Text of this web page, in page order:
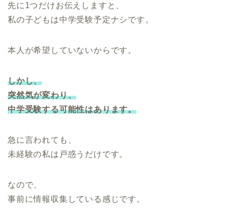
先に1つだけお伝えしますと、
私の子どもは中学受験予定ナシです。
本人が希望していないからです。
しかし、
突然気が変わり、
中学受験する可能性はあります。
急に言われても、
未経験の私は戸惑うだけです。
なので、
事前に情報収集している感じです。